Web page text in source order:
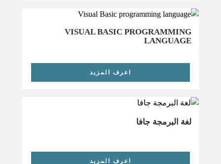
VISUAL BASIC PROGRAMMING
LANGUAGE
اعرف المزيد
لغة البرمجة جافا
اعرف المزيد